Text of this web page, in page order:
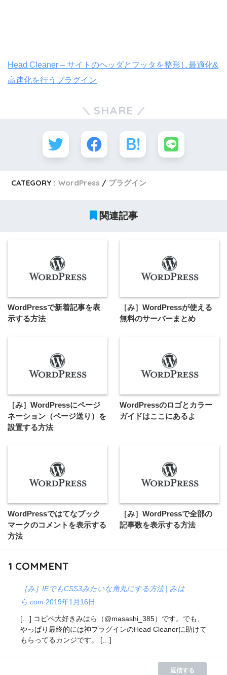
Head Cleaner – サイトのヘッダとフッタを整形し最適化&
高速化を行うプラグイン
SHARE
CATEGORY : WordPress プラグイン
関連記事
WordPressで新着記事を表
示する方法
［み］WordPressが使える
無料のサーバーまとめ
［み］WordPressにページ
ネーション（ページ送り）を
設置する方法
WordPressのロゴとカラー
ガイドはここにあるよ
WordPressではてなブック
マークのコメントを表示する
方法
［み］WordPressで全部の
記事数を表示する方法
1 COMMENT
［み］IEでもCSS3みたいな角丸にする方法 | みは
ら.com 2019年1月16日
[…] コピペ大好きみはら（@masashi_385）です。でも、
やっぱり最終的には神プラグインのHead Cleanerに助けて
もらってるカンジです。 […]
返信する